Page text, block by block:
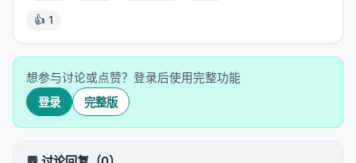
Evaluation in Streaming Speech-to-Speech LMs
[2607.05364] REDDIT: Correcting Timestamp
Drift in ASR without Forgetting— 纠正ASR时间戳
漂移而不遗忘
🌌 交叉领域
17.[2607.05393] Interpretable Human-Label-
👍 1
想参与讨论或点赞？登录后使用完整功能
登录 完整版